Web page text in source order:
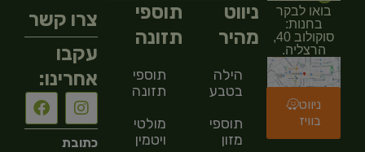
בואו לבקר
בחנות:
סוקולוב 40,
הרצליה.
ניווט
בוויז
ניווט
מהיר
הילה
בטבע
תוספי
מזון
תוספי
תזונה
תוספי
תזונה
מולטי
ויטמין
צרו קשר
עקבו
אחרינו:
כתובת